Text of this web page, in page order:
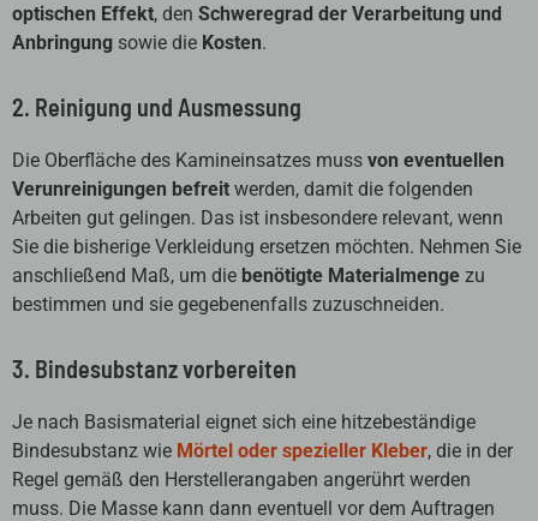
optischen Effekt, den Schweregrad der Verarbeitung und
Anbringung sowie die Kosten.
2. Reinigung und Ausmessung
Die Oberfläche des Kamineinsatzes muss von eventuellen
Verunreinigungen befreit werden, damit die folgenden
Arbeiten gut gelingen. Das ist insbesondere relevant, wenn
Sie die bisherige Verkleidung ersetzen möchten. Nehmen Sie
anschließend Maß, um die benötigte Materialmenge zu
bestimmen und sie gegebenenfalls zuzuschneiden.
3. Bindesubstanz vorbereiten
Je nach Basismaterial eignet sich eine hitzebeständige
Bindesubstanz wie Mörtel oder spezieller Kleber, die in der
Regel gemäß den Herstellerangaben angerührt werden
muss. Die Masse kann dann eventuell vor dem Auftragen